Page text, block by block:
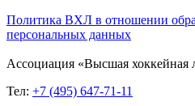
Политика ВХЛ в отношении
персональных данных
Ассоциация «Высшая хоккейная
Тел: +7 (495) 647-71-11